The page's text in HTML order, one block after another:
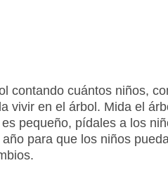
contando cuántos niños,
vivir en el árbol. Mida el
pequeño, pídales a los
para que los niños